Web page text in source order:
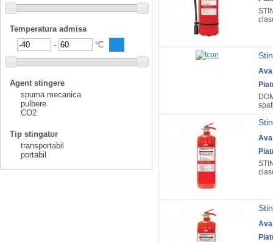
Temperatura admisa
-
°C
Agent stingere
spuma mecanica
pulbere
CO2
Tip stingator
transportabil
portabil